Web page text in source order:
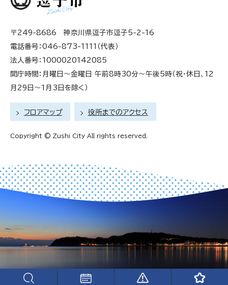
〒249-8686 神奈川県逗子市逗子5-2-16
電話番号：046-873-1111（代表）
法人番号：1000020142085
開庁時間：月曜日～金曜日 午前8時30分～午後5時（祝・休日、12
月29日～1月3日を除く）
フロアマップ 役所までのアクセス
Copyright © Zushi City All rights reserved.